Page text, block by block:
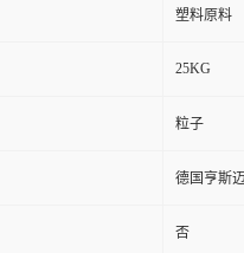
塑料原料
25KG
粒子
德国亨斯
否